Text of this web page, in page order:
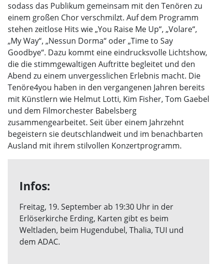
sodass das Publikum gemeinsam mit den Tenören zu
einem großen Chor verschmilzt. Auf dem Programm
stehen zeitlose Hits wie „You Raise Me Up“, „Volare“,
„My Way“, „Nessun Dorma“ oder „Time to Say
Goodbye“. Dazu kommt eine eindrucksvolle Lichtshow,
die die stimmgewaltigen Auftritte begleitet und den
Abend zu einem unvergesslichen Erlebnis macht. Die
Tenöre4you haben in den vergangenen Jahren bereits
mit Künstlern wie Helmut Lotti, Kim Fisher, Tom Gaebel
und dem Filmorchester Babelsberg
zusammengearbeitet. Seit über einem Jahrzehnt
begeistern sie deutschlandweit und im benachbarten
Ausland mit ihrem stilvollen Konzertprogramm.
Infos:
Freitag, 19. September ab 19:30 Uhr in der
Erlöserkirche Erding, Karten gibt es beim
Weltladen, beim Hugendubel, Thalia, TUI und
dem ADAC.